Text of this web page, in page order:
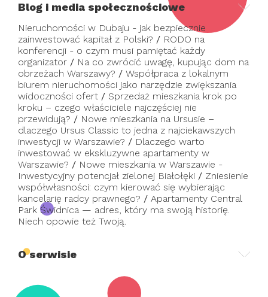
Blog i media społecznościowe
Nieruchomości w Dubaju - jak bezpiecznie
zainwestować kapitał z Polski? / RODO na
konferencji - o czym musi pamiętać każdy
organizator / Na co zwrócić uwagę, kupując dom na
obrzeżach Warszawy? / Współpraca z lokalnym
biurem nieruchomości jako narzędzie zwiększania
widoczności ofert / Sprzedaż mieszkania krok po
kroku – czego właściciele najczęściej nie
przewidują? / Nowe mieszkania na Ursusie –
dlaczego Ursus Classic to jedna z najciekawszych
inwestycji w Warszawie? / Dlaczego warto
inwestować w ekskluzywne apartamenty w
Warszawie? / Nowe mieszkania w Warszawie -
Inwestycyjny potencjał zielonej Białołęki / Zniesienie
współwłasności: czym kierować się wybierając
kancelarię radcy prawnego? / Apartamenty Central
Park Świdnica — adres, który ma swoją historię.
Niech opowie też Twoją.
O serwisie